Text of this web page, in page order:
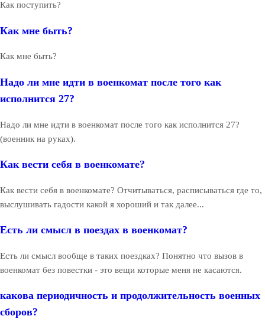
Как поступить?
Как мне быть?
Как мне быть?
Надо ли мне идти в военкомат после того как
исполнится 27?
Надо ли мне идти в военкомат после того как исполнится 27?
(военник на руках).
Как вести себя в военкомате?
Как вести себя в военкомате? Отчитываться, расписываться где то,
выслушивать гадости какой я хороший и так далее...
Есть ли смысл в поездах в военкомат?
Есть ли смысл вообще в таких поездках? Понятно что вызов в
военкомат без повестки - это вещи которые меня не касаются.
какова периодичность и продолжительность военных
сборов?